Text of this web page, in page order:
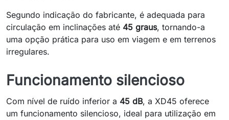
Segundo indicação do fabricante, é adequada para
circulação em inclinações até 45 graus, tornando-a
uma opção prática para uso em viagem e em terrenos
irregulares.
Funcionamento silencioso
Com nível de ruído inferior a 45 dB, a XD45 oferece
um funcionamento silencioso, ideal para utilização em